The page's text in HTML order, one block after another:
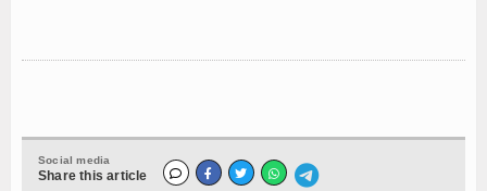
Social media
Share this article